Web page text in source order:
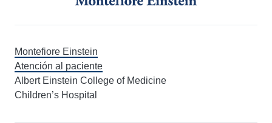
Montefiore Einstein
Atención al paciente
Albert Einstein College of Medicine
Children’s Hospital